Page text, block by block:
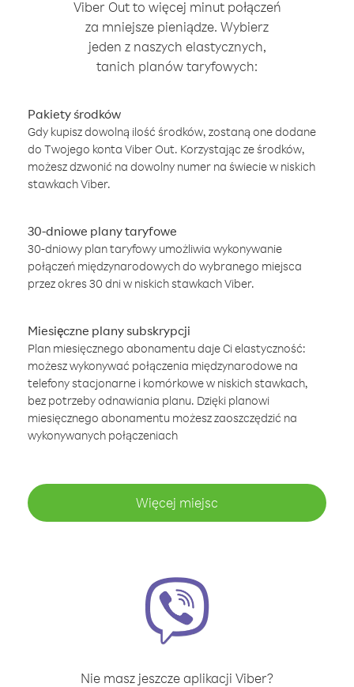
Viber Out to więcej minut połączeń
za mniejsze pieniądze. Wybierz
jeden z naszych elastycznych,
tanich planów taryfowych:
Pakiety środków
Gdy kupisz dowolną ilość środków, zostaną one dodane
do Twojego konta Viber Out. Korzystając ze środków,
możesz dzwonić na dowolny numer na świecie w niskich
stawkach Viber.
30-dniowe plany taryfowe
30-dniowy plan taryfowy umożliwia wykonywanie
połączeń międzynarodowych do wybranego miejsca
przez okres 30 dni w niskich stawkach Viber.
Miesięczne plany subskrypcji
Plan miesięcznego abonamentu daje Ci elastyczność:
możesz wykonywać połączenia międzynarodowe na
telefony stacjonarne i komórkowe w niskich stawkach,
bez potrzeby odnawiania planu. Dzięki planowi
miesięcznego abonamentu możesz zaoszczędzić na
wykonywanych połączeniach
Więcej miejsc
Nie masz jeszcze aplikacji Viber?